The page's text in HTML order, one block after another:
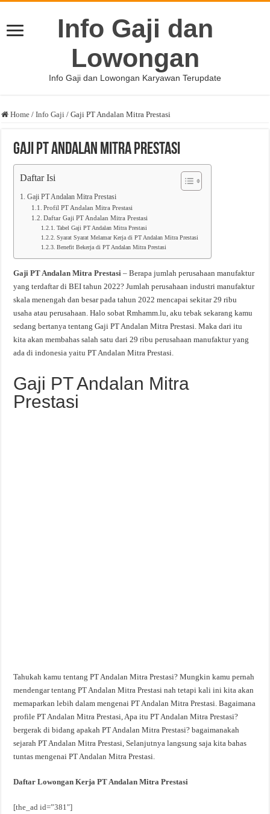
Info Gaji dan
Lowongan
Info Gaji dan Lowongan Karyawan Terupdate
Home / Info Gaji / Gaji PT Andalan Mitra Prestasi
Gaji PT Andalan Mitra Prestasi
Daftar Isi
Gaji PT Andalan Mitra Prestasi
Profil PT Andalan Mitra Prestasi
Daftar Gaji PT Andalan Mitra Prestasi
Tabel Gaji PT Andalan Mitra Prestasi
Syarat Syarat Melamar Kerja di PT Andalan Mitra Prestasi
Benefit Bekerja di PT Andalan Mitra Prestasi
Gaji PT Andalan Mitra Prestasi – Berapa jumlah perusahaan manufaktur
yang terdaftar di BEI tahun 2022? Jumlah perusahaan industri manufaktur
skala menengah dan besar pada tahun 2022 mencapai sekitar 29 ribu
usaha atau perusahaan. Halo sobat Rmhamm.lu, aku tebak sekarang kamu
sedang bertanya tentang Gaji PT Andalan Mitra Prestasi. Maka dari itu
kita akan membahas salah satu dari 29 ribu perusahaan manufaktur yang
ada di indonesia yaitu PT Andalan Mitra Prestasi.
Gaji PT Andalan Mitra
Prestasi
Tahukah kamu tentang PT Andalan Mitra Prestasi? Mungkin kamu pernah
mendengar tentang PT Andalan Mitra Prestasi nah tetapi kali ini kita akan
memaparkan lebih dalam mengenai PT Andalan Mitra Prestasi. Bagaimana
profile PT Andalan Mitra Prestasi, Apa itu PT Andalan Mitra Prestasi?
bergerak di bidang apakah PT Andalan Mitra Prestasi? bagaimanakah
sejarah PT Andalan Mitra Prestasi, Selanjutnya langsung saja kita bahas
tuntas mengenai PT Andalan Mitra Prestasi.
Daftar Lowongan Kerja PT Andalan Mitra Prestasi
[the_ad id=”381″]